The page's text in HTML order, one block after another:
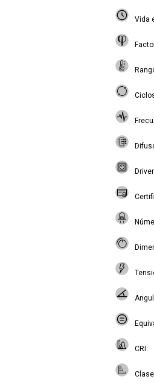
Vida
CRI